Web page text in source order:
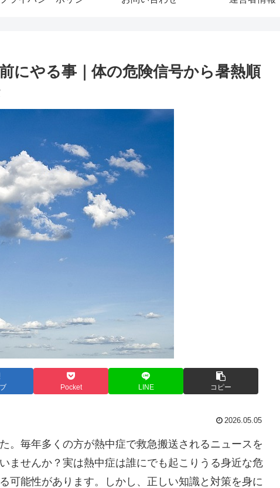
にやる事｜体の危険信号から暑熱順
Pocket LINE コピー
2026.05.05
。毎年多くの方が熱中症で救急搬送されるニュースを
ませんか？実は熱中症は誰にでも起こりうる身近な危
可能性があります。しかし、正しい知識と対策を身に